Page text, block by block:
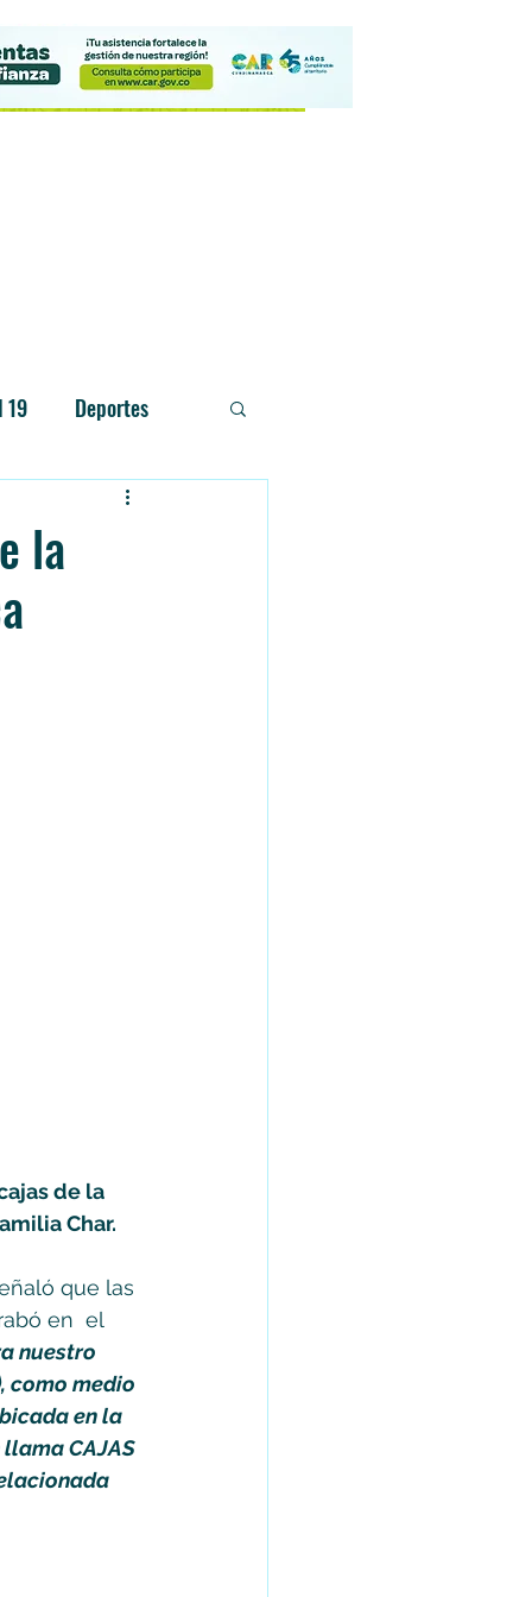
19 Deportes
la
de la
Char.
que las
en  el
nuestro
como medio
en la
CAJAS